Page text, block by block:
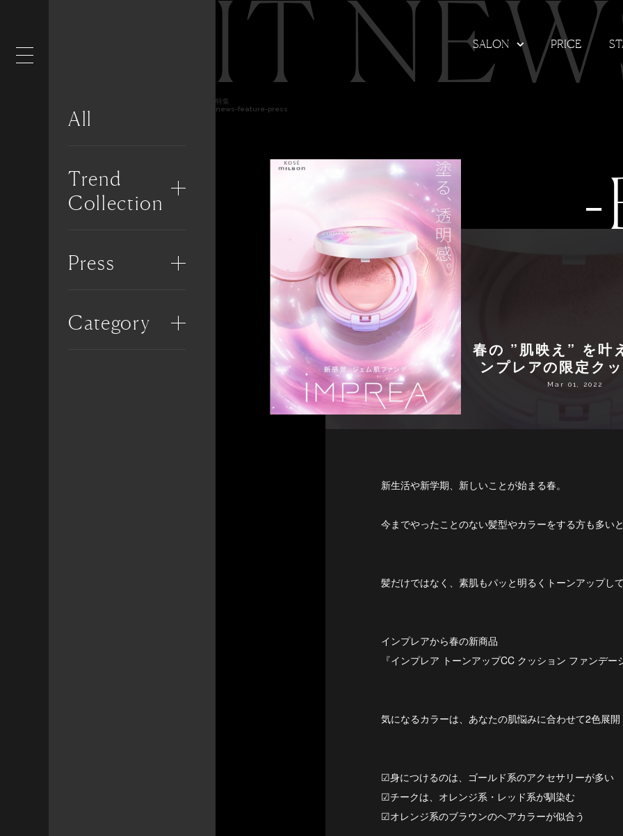
All
Trend
Collection
Press
Category
SALON PRICE
IT
特集
news-feature-press
春の ”肌映え” を叶
ンプレアの限定ク
Mar 01, 2022
新生活や新学期、新しいことが始まる春。
今までやったことのない髪型やカラーをする方も多い
髪だけではなく、素肌もパッと明るくトーンアップし
インプレアから春の新商品
『インプレア トーンアップCC クッション ファンデー
気になるカラーは、あなたの肌悩みに合わせて2色展開
☑︎身につけるのは、ゴールド系のアクセサリーが多い
☑︎チークは、オレンジ系・レッド系が馴染む
☑︎オレンジ系のブラウンのヘアカラーが似合う